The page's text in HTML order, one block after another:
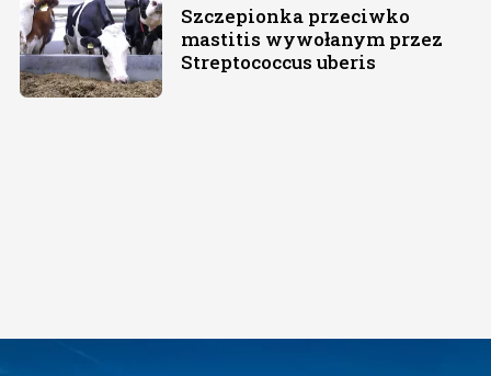
Szczepionka przeciwko
mastitis wywołanym przez
Streptococcus uberis